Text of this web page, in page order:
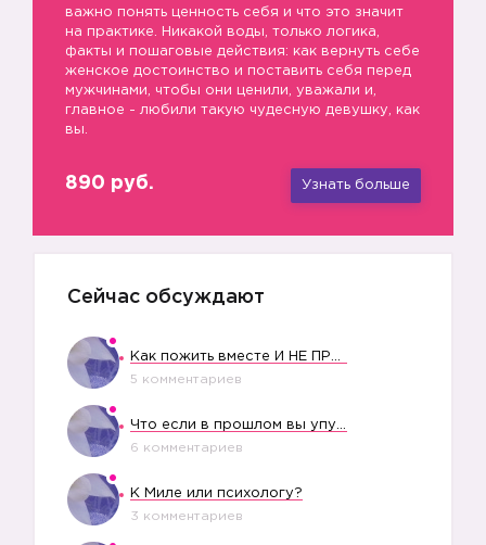
важно понять ценность себя и что это значит
на практике. Никакой воды, только логика,
факты и пошаговые действия: как вернуть себе
женское достоинство и поставить себя перед
мужчинами, чтобы они ценили, уважали и,
главное - любили такую чудесную девушку, как
вы.
890 руб. Узнать больше
Сейчас обсуждают
5 комментариев
6 комментариев
К Миле или психологу?
3 комментариев